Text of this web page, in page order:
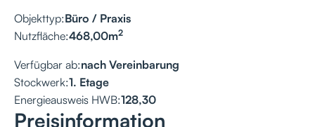
Objekttyp:Büro / Praxis
Nutzfläche:468,00m2
Verfügbar ab:nach Vereinbarung
Stockwerk:1. Etage
Energieausweis HWB:128,30
Preisinformation